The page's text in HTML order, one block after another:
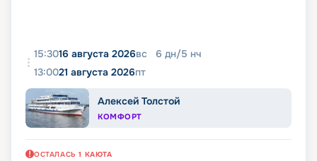
15:3016 августа 2026вс 6 дн/5 нч
13:0021 августа 2026пт
Алексей Толстой
КОМФОРТ
ОСТАЛАСЬ 1 КАЮТА